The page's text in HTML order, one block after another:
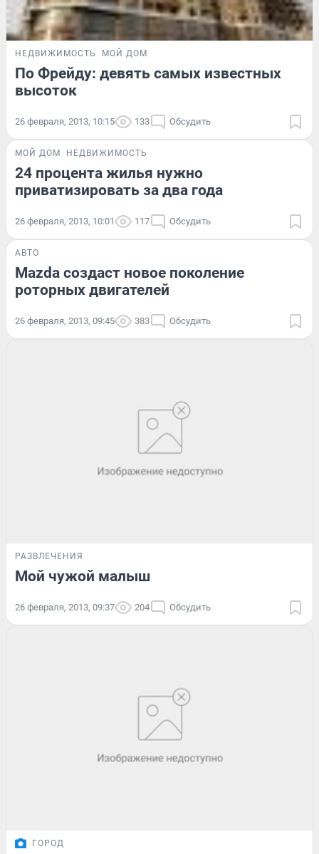
НЕДВИЖИМОСТЬ МОЙ ДОМ
По Фрейду: девять самых известных
высоток
26 февраля, 2013, 10:15 133 Обсудить
МОЙ ДОМ НЕДВИЖИМОСТЬ
24 процента жилья нужно
приватизировать за два года
26 февраля, 2013, 10:01 117 Обсудить
АВТО
Mazda создаст новое поколение
роторных двигателей
26 февраля, 2013, 09:45 383 Обсудить
РАЗВЛЕЧЕНИЯ
Мой чужой малыш
26 февраля, 2013, 09:37 204 Обсудить
ГОРОД